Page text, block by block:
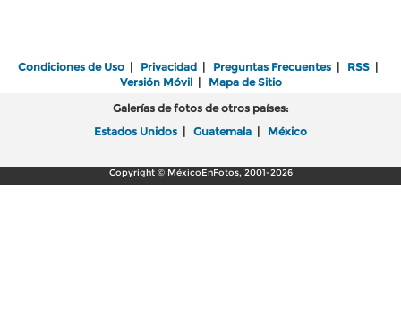
Condiciones de Uso | Privacidad | Preguntas Frecuentes | RSS |
Versión Móvil| Mapa de Sitio
Galerías de fotos de otros países:
Estados Unidos | Guatemala | México
Copyright © MéxicoEnFotos, 2001-2026